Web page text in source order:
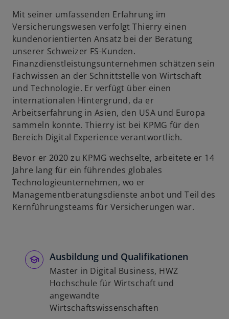
i
n
e
r
n
e
u
e
n
R
e
g
t
t
e
g
e
ö
Mit seiner umfassenden Erfahrung im
Versicherungswesen verfolgt Thierry einen
kundenorientierten Ansatz bei der Beratung
unserer Schweizer FS-Kunden.
Finanzdienstleistungsunternehmen schätzen sein
Fachwissen an der Schnittstelle von Wirtschaft
und Technologie. Er verfügt über einen
internationalen Hintergrund, da er
Arbeitserfahrung in Asien, den USA und Europa
sammeln konnte. Thierry ist bei KPMG für den
Bereich Digital Experience verantwortlich.
Bevor er 2020 zu KPMG wechselte, arbeitete er 14
Jahre lang für ein führendes globales
Technologieunternehmen, wo er
Managementberatungsdienste anbot und Teil des
Kernführungsteams für Versicherungen war.
Ausbildung und Qualifikationen
Master in Digital Business, HWZ
Hochschule für Wirtschaft und
angewandte
Wirtschaftswissenschaften